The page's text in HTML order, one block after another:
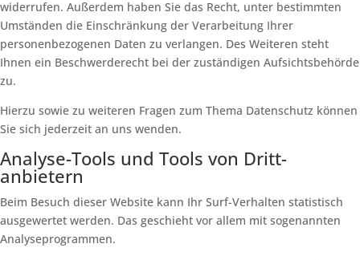
widerrufen. Außerdem haben Sie das Recht, unter bestimmten
Umständen die Einschränkung der Verarbeitung Ihrer
personenbezogenen Daten zu verlangen. Des Weiteren steht
Ihnen ein Beschwerderecht bei der zuständigen Aufsichtsbehörde
zu.
Hierzu sowie zu weiteren Fragen zum Thema Datenschutz können
Sie sich jederzeit an uns wenden.
Analyse-Tools und Tools von Dritt­
anbietern
Beim Besuch dieser Website kann Ihr Surf-Verhalten statistisch
ausgewertet werden. Das geschieht vor allem mit sogenannten
Analyseprogrammen.